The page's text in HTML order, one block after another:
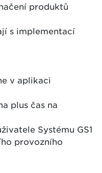
produktů
s implementací
v aplikaci
plus čas na
Systému GS1
provozního